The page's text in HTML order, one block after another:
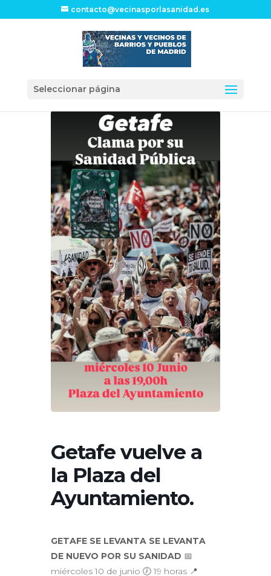
contacto@vecinasporlasanidad.es
Seleccionar página
Getafe vuelve a
la Plaza del
Ayuntamiento.
GETAFE SE LEVANTA SE LEVANTA
DE NUEVO POR SU SANIDAD 📅
miércoles 10 de junio 🕖 19 horas 📍